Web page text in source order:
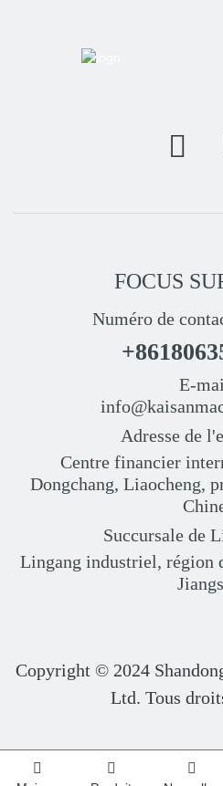
FOCUS
Numéro de
E-
Adresse de
Centre financier
Dongchang, Liaocheng,
Succursale de
Lingang industriel, région
Copyright © 2024
Ltd. Tous